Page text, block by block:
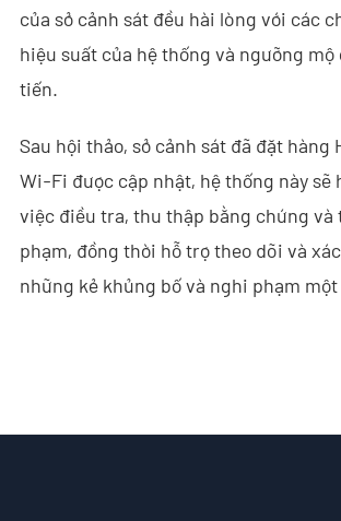
- - ND-SV009 Hệ Thống Ra-đa 3D Nhìn Xuyên
- Hệ Thống Chặn Wi-Fi
- Robot An Ninh Thông Minh
- - ND-IR001 Chó Robot Thông Minh
- - ND-IR002 Robot Chữa Cháy Di Động
của sở cảnh sát đều hài lòng với các
hiệu suất của hệ thống và ngưỡng
tiến.
Sau hội thảo, sở cảnh sát đã đặt hàng
Wi-Fi được cập nhật, hệ thống này sẽ
việc điều tra, thu thập bằng chứng và
phạm, đồng thời hỗ trợ theo dõi và
những kẻ khủng bố và nghi phạm